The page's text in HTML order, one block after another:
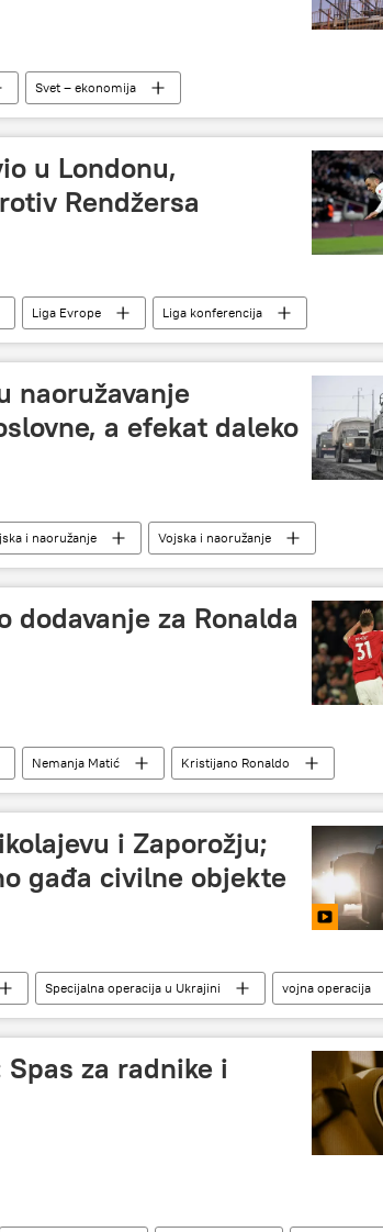
Svet – ekonomija
u Londonu,
Rendžersa
Liga Evrope Liga konferencija
naoružavanje
a efekat daleko
i naoružanje
Vojska i naoružanje
dodavanje za Ronalda
Nemanja Matić Kristijano Ronaldo
i Zaporožju;
gađa civilne objekte
Specijalna operacija u Ukrajini vojna operacija
za radnike i